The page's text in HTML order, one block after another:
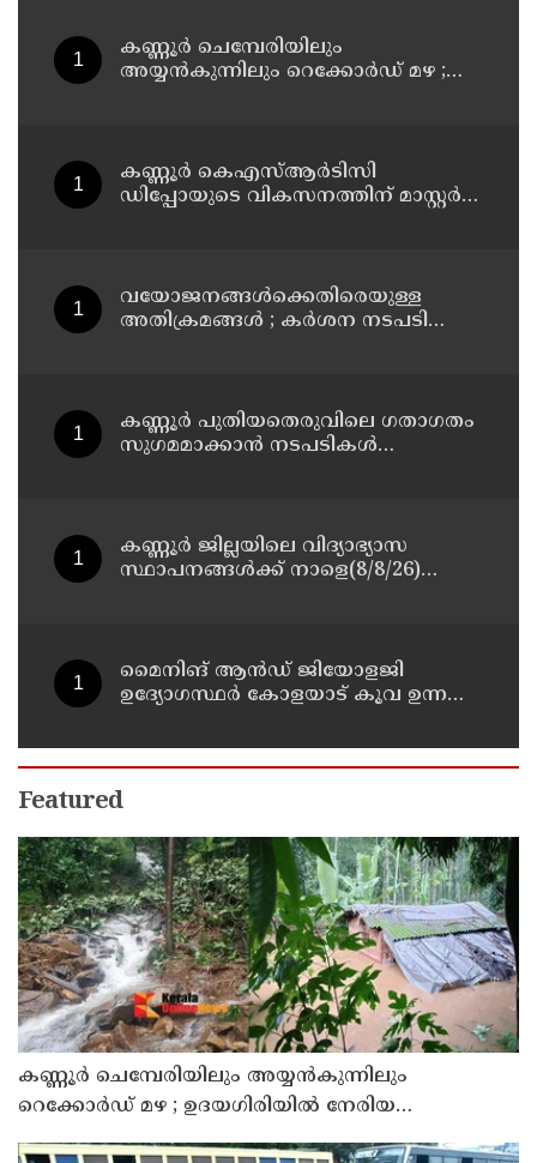
കണ്ണൂർ ചെമ്പേരിയിലും
അയ്യൻകുന്നിലും റെക്കോർഡ് മഴ ;
കണ്ണൂർ കെഎസ്ആർടിസി
ഡിപ്പോയുടെ വികസനത്തിന് മാസ്റ്റർ
വയോജനങ്ങൾക്കെതിരെയുള്ള
അതിക്രമങ്ങൾ ; കർശന നടപടി
കണ്ണൂർ പുതിയതെരുവിലെ ഗതാഗതം
സുഗമമാക്കാന്‍ നടപടികള്‍
കണ്ണൂർ ജില്ലയിലെ വിദ്യാഭ്യാസ
സ്ഥാപനങ്ങള്‍ക്ക് നാളെ(8/8/26)
മൈനിങ് ആൻഡ്​ ജിയോളജി
ഉദ്യോഗസ്ഥർ കോളയാട് കൂവ ഉന്നതി
Featured
കണ്ണൂർ ചെമ്പേരിയിലും അയ്യൻകുന്നിലും
റെക്കോർഡ് മഴ ; ഉദയഗിരിയിൽ നേരിയ